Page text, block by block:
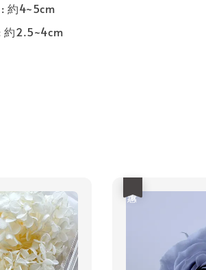
約4~5cm
約2.5~4cm